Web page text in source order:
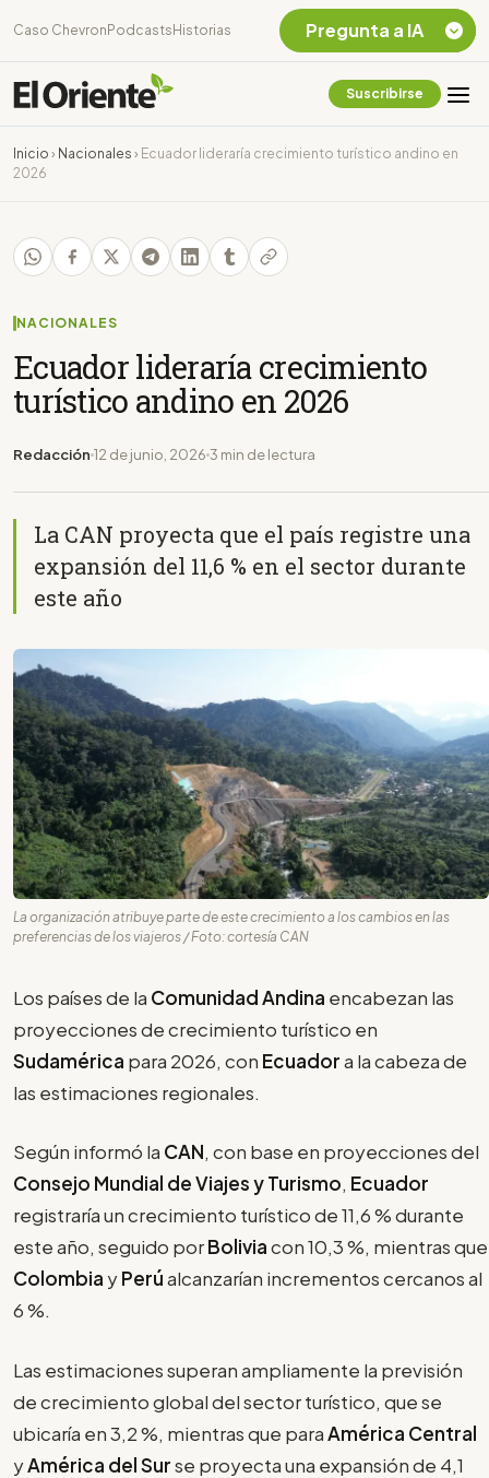
Caso Chevron Podcasts Historias
Suscribirse
Inicio › Nacionales › Ecuador lideraría crecimiento turístico andino en
2026
NACIONALES
Ecuador lideraría crecimiento
turístico andino en 2026
Redacción 12 de junio, 2026 3 min de lectura
La CAN proyecta que el país registre una
expansión del 11,6 % en el sector durante
este año
La organización atribuye parte de este crecimiento a los cambios en las
preferencias de los viajeros / Foto: cortesía CAN
Los países de la Comunidad Andina encabezan las
proyecciones de crecimiento turístico en
Sudamérica para 2026, con Ecuadora la cabeza de
las estimaciones regionales.
Según informó la CAN, con base en proyecciones del
Consejo Mundial de Viajes y Turismo, Ecuador
registraría un crecimiento turístico de 11,6 % durante
este año, seguido porBoliviacon 10,3 %, mientras que
Colombia yPerúalcanzarían incrementos cercanos al
6 %.
Las estimaciones superan ampliamente la previsión
de crecimiento global del sector turístico, que se
ubicaría en 3,2 %, mientras que paraAmérica Central
yAmérica del Surse proyecta una expansión de 4,1
Pregunta a IA
Chevron Ecuador